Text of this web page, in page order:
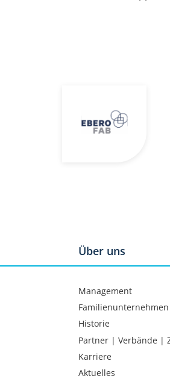
Über uns
Management
Familienunternehmen
Historie
Partner | Verbände |
Karriere
Aktuelles